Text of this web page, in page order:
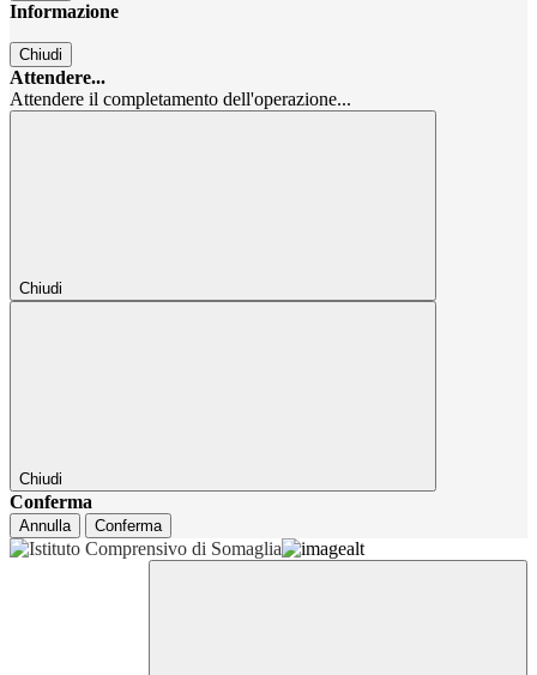
Informazione
Chiudi
Attendere...
Attendere il completamento dell'operazione...
Chiudi
Chiudi
Conferma
Annulla Conferma